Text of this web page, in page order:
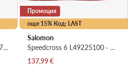
X-Adventure GORE-TEX L47321100 · Маратонки за бягане
още 15% Код: LAST
Промоция
Salomon
Speedcross 6 L49225100 · Маратонки за бягане
Актуална цена
137,99€